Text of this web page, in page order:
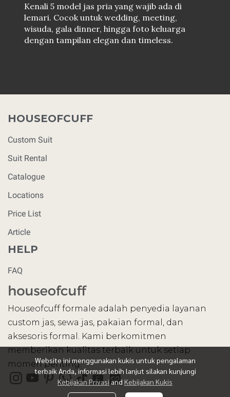
Kenali 5 model jas pria yang wajib ada di
lemari. Cocok untuk wedding, meeting,
wisuda, gala dinner, hingga foto keluarga
dengan tampilan elegan dan timeless.
Website ini menggunakan kukis untuk pengalaman
terbaik Anda, informasi lebih lanjut silakan kunjungi
Kebijakan Privasi and Kebijakan Kukis
HOUSEOFCUFF
Custom Suit
Suit Rental
Catalogue
Locations
Price List
Article
HELP
FAQ
Houseofcuff formale adalah penyedia layanan
custom jas, sewa jas, pakaian formal, dan
aksesoris formal. Kami berkomitmen
memberikan kualitas terbaik untuk setiap
momen penting.